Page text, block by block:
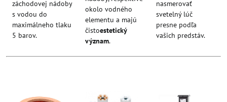
záchodovej nádoby
s vodou do
maximálneho tlaku
5 barov.
okolo vodného
elementu a majú
čistoestetický
význam.
nasmerovať
svetelný lúč
presne podľa
vašich predstáv.